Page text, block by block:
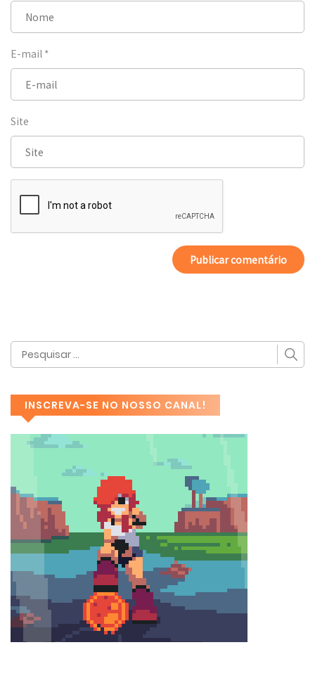
E-mail *
Site
INSCREVA-SE NO NOSSO CANAL!